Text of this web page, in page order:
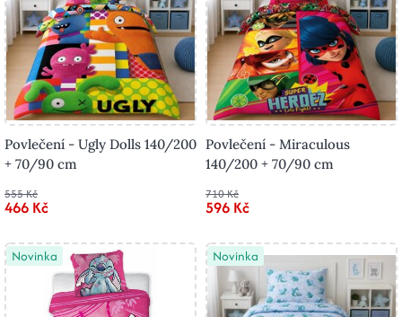
Povlečení - Ugly Dolls 140/200
+ 70/90 cm
555 Kč
466 Kč
Povlečení - Miraculous
140/200 + 70/90 cm
710 Kč
596 Kč
Novinka Novinka